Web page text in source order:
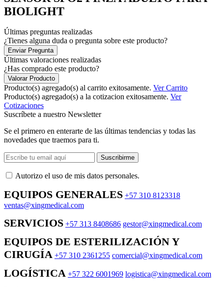
BIOLIGHT
Últimas preguntas realizadas
¿Tienes alguna duda o pregunta sobre este producto?
Enviar Pregunta
Últimas valoraciones realizadas
¿Has comprado este producto?
Valorar Producto
Producto(s) agregado(s) al carrito exitosamente. Ver Carrito
Producto(s) agregado(s) a la cotizacion exitosamente. Ver
Cotizaciones
Suscríbete a nuestro Newsletter
Se el primero en enterarte de las últimas tendencias y todas las
novedades que traemos para ti.
Suscribirme
Autorizo ​​el uso de mis datos personales.
EQUIPOS GENERALES +57 310 8123318
ventas@xingmedical.com
SERVICIOS +57 313 8408686 gestor@xingmedical.com
EQUIPOS DE ESTERILIZACIÓN Y
CIRUGÍA +57 310 2361255 comercial@xingmedical.com
LOGÍSTICA +57 322 6001969 logistica@xingmedical.com